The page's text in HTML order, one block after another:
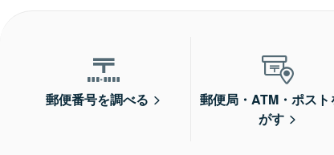
郵便番号を調べる
郵便局・ATM・ポスト
がす